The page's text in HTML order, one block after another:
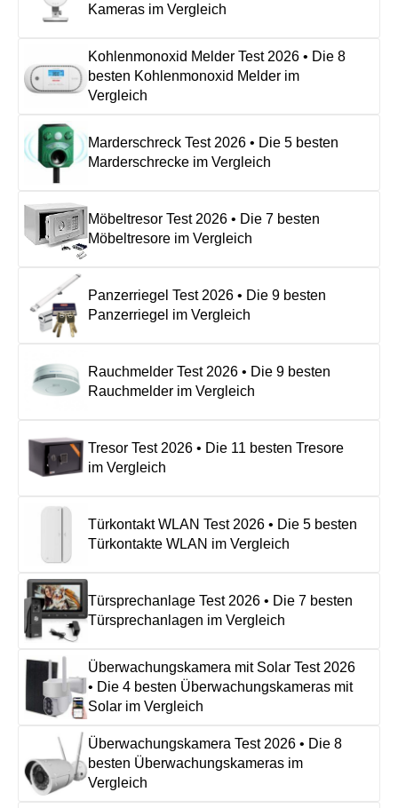
Kameras im Vergleich
Kohlenmonoxid Melder Test 2026 • Die 8
besten Kohlenmonoxid Melder im
Vergleich
Marderschreck Test 2026 • Die 5 besten
Marderschrecke im Vergleich
Möbeltresor Test 2026 • Die 7 besten
Möbeltresore im Vergleich
Panzerriegel Test 2026 • Die 9 besten
Panzerriegel im Vergleich
Rauchmelder Test 2026 • Die 9 besten
Rauchmelder im Vergleich
Tresor Test 2026 • Die 11 besten Tresore
im Vergleich
Türkontakt WLAN Test 2026 • Die 5 besten
Türkontakte WLAN im Vergleich
Türsprechanlage Test 2026 • Die 7 besten
Türsprechanlagen im Vergleich
Überwachungskamera mit Solar Test 2026
• Die 4 besten Überwachungskameras mit
Solar im Vergleich
Überwachungskamera Test 2026 • Die 8
besten Überwachungskameras im
Vergleich